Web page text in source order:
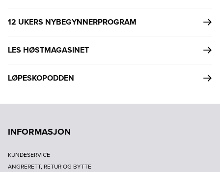
12 UKERS NYBEGYNNERPROGRAM
LES HØSTMAGASINET
LØPESKOPODDEN
INFORMASJON
KUNDESERVICE
ANGRERETT, RETUR OG BYTTE